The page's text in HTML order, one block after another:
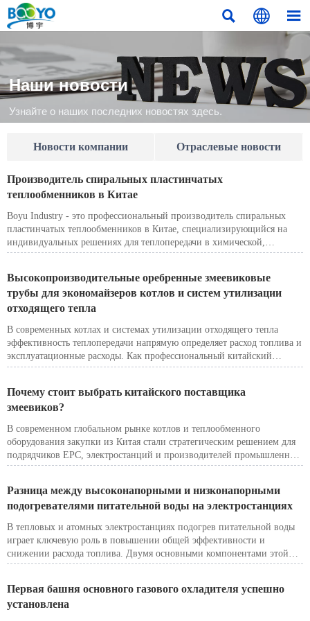
  
Наши новости
Узнайте о наших последних новостях здесь.
Новости компании Отраслевые новости
Производитель спиральных пластинчатых
теплообменников в Китае
Boyu Industry - это профессиональный производитель спиральных
пластинчатых теплообменников в Китае, специализирующийся на
индивидуальных решениях для теплопередачи в химической,
нефтехимической, коксохимической, водоочистной и энергетической
Высокопроизводительные оребренные змеевиковые
трубы для экономайзеров котлов и систем утилизации
отходящего тепла
В современных котлах и системах утилизации отходящего тепла
эффективность теплопередачи напрямую определяет расход топлива и
эксплуатационные расходы. Как профессиональный китайский
производитель змеевиковых труб, Boyu Industry предлагает
используемые в экономайзерах, воздухоподогревателях, системах
HRSG и промышленных печах.
Почему стоит выбрать китайского поставщика
змеевиков?
В современном глобальном рынке котлов и теплообменного
оборудования закупки из Китая стали стратегическим решением для
подрядчиков EPC, электростанций и производителей промышленных
котлов.
котельных труб, китайские производители предлагают уникальное
сочетание масштабов, инженерных возможностей и экономической
Но что делает китайского поставщика змеевиковых труб правильным
выбором для вашего проекта?
Разница между высоконапорными и низконапорными
подогревателями питательной воды на электростанциях
В тепловых и атомных электростанциях подогрев питательной воды
играет ключевую роль в повышении общей эффективности и
снижении расхода топлива. Двумя основными компонентами этой
регенеративной системы являются низконапорный (НН)
подогреватель питательной воды.
Первая башня основного газового охладителя успешно
установлена